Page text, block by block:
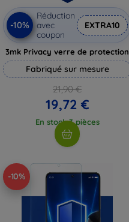
-10%
Réduction
avec
coupon
EXTRA10
3mk Privacy verre de protection
Fabriqué sur mesure
21,90 €
19,72 €
En stock 3 pièces
-10%